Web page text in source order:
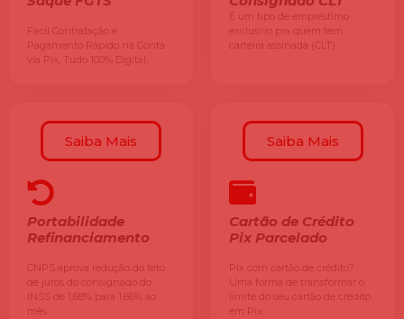
Fácil Contratação e
Pagamento Rápido na Conta
via Pix, Tudo 100% Digital.
É um tipo de empréstimo
exclusivo pra quem tem
carteira assinada (CLT).
Saiba Mais
Portabilidade
Refinanciamento
CNPS aprova redução do teto
de juros do consignado do
INSS de 1,68% para 1,66% ao
mês.
Saiba Mais
Cartão de Crédito
Pix Parcelado
Pix com cartão de crédito?
Uma forma de transformar o
limite do seu cartão de crédito
em Pix.